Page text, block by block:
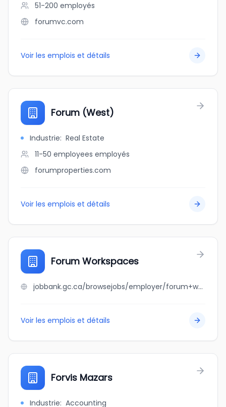
51-200 employés
forumvc.com
Voir les emplois et détails
Forum (West)
Industrie: Real Estate
11-50 employees employés
forumproperties.com
Voir les emplois et détails
Forum Workspaces
jobbank.gc.ca/browsejobs/employer/forum+workspaces/ca
Voir les emplois et détails
Forvis Mazars
Industrie: Accounting